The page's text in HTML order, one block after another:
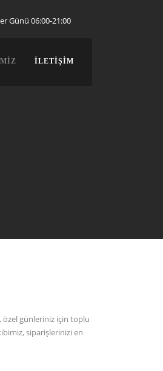
Günü 06:00-21:00
İLETIŞIM
özel günleriniz için toplu
siparişlerinizi en